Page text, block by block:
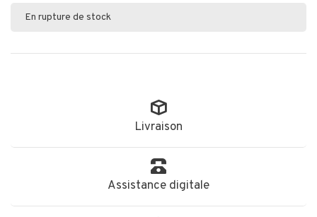
En rupture de stock
Livraison
Assistance digitale